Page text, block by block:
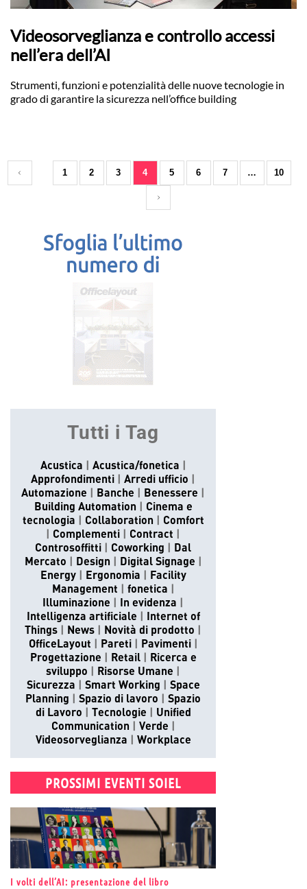
Videosorveglianza e controllo accessi
nell’era dell’AI
Strumenti, funzioni e potenzialità delle nuove tecnologie in
grado di garantire la sicurezza nell’office building
1 2 3 4 5 6 7 … 10
Tutti i Tag
Acustica
Acustica/fonetica
Approfondimenti
Arredi ufficio
Automazione
Banche
Benessere
Building Automation
Cinema e
tecnologia
Collaboration
Comfort
Complementi
Contract
Controsoffitti
Coworking
Dal
Mercato
Design
Digital Signage
Energy
Ergonomia
Facility
Management
fonetica
Illuminazione
In evidenza
Intelligenza artificiale
Internet of
Things
News
Novità di prodotto
OfficeLayout
Pareti
Pavimenti
Progettazione
Retail
Ricerca e
sviluppo
Risorse Umane
Sicurezza
Smart Working
Space
Planning
Spazio di lavoro
Spazio
di Lavoro
Tecnologie
Unified
Communication
Verde
Videosorveglianza
Workplace
PROSSIMI EVENTI SOIEL
I volti dell’AI: presentazione del libro